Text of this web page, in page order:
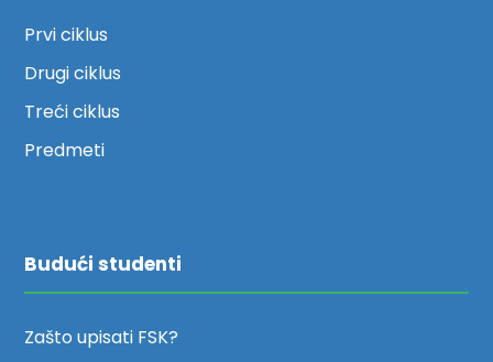
Prvi ciklus
Drugi ciklus
Treći ciklus
Predmeti
Budući studenti
Zašto upisati FSK?